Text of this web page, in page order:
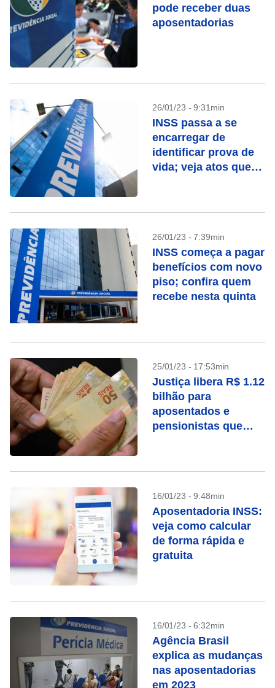
pode receber duas
aposentadorias
26/01/23 - 9:31min
INSS passa a se
encarregar de
identificar prova de
vida; veja atos que
26/01/23 - 7:39min
INSS começa a pagar
benefícios com novo
piso; confira quem
recebe nesta quinta
25/01/23 - 17:53min
Justiça libera R$ 1.12
bilhão para
aposentados e
pensionistas que
16/01/23 - 9:48min
Aposentadoria INSS:
veja como calcular
de forma rápida e
gratuita
16/01/23 - 6:32min
Agência Brasil
explica as mudanças
nas aposentadorias
em 2023